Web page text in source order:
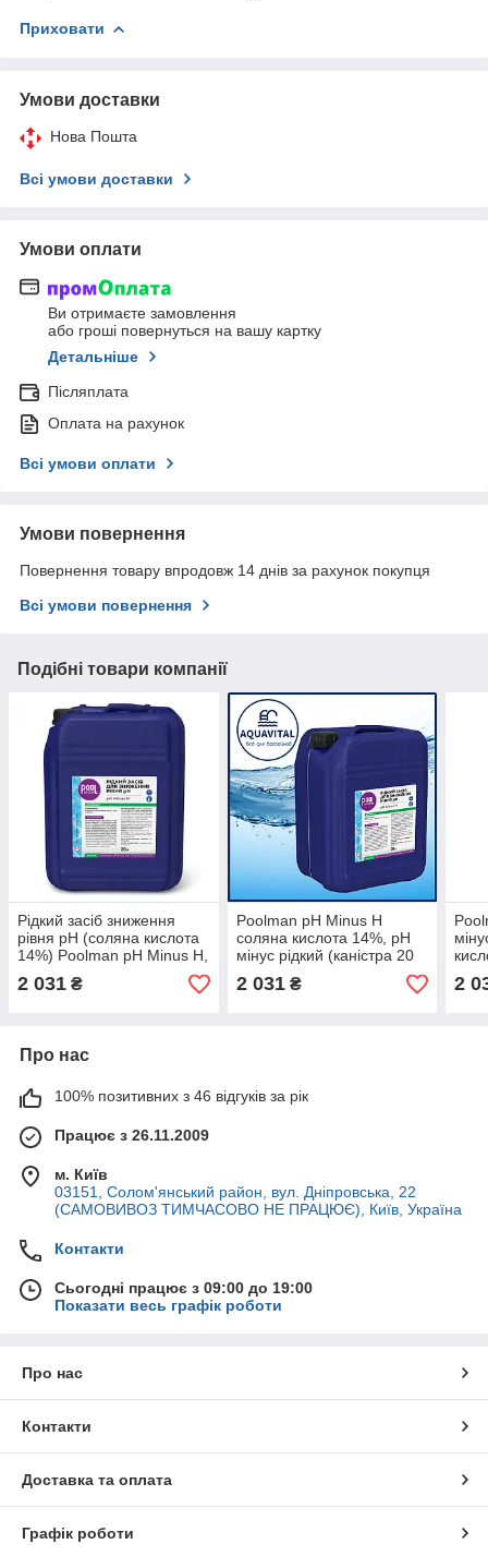
Приховати
Умови доставки
Нова Пошта
Всі умови доставки
Умови оплати
Ви отримаєте замовлення
або гроші повернуться на вашу картку
Детальніше
Післяплата
Оплата на рахунок
Всі умови оплати
Умови повернення
Повернення товару впродовж 14 днів за рахунок покупця
Всі умови повернення
Подібні товари компанії
Рідкий засіб зниження
рівня pH (соляна кислота
14%) Poolman pH Minus H,
2 031 ₴
Poolman pH Minus H
соляна кислота 14%, pH
мінус рідкий (каністра 20
2 031₴ 2
Про нас
100% позитивних з 46 відгуків за рік
Працює з 26.11.2009
м. Київ
03151, Солом'янський район, вул. Дніпровська, 22
(САМОВИВОЗ ТИМЧАСОВО НЕ ПРАЦЮЄ), Київ, Україна
Контакти
Сьогодні працює з 09:00 до 19:00
Показати весь графік роботи
Про нас
Контакти
Доставка та оплата
Графік роботи